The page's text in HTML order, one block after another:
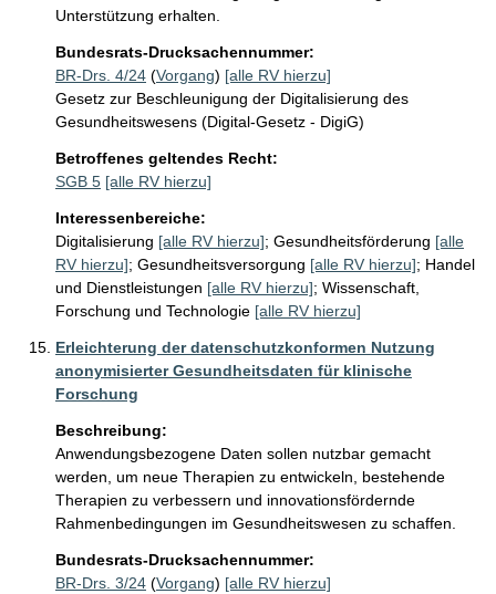
Unterstützung erhalten.
Bundesrats-Drucksachennummer:
BR-Drs. 4/24 (Vorgang) [alle RV hierzu]
Gesetz zur Beschleunigung der Digitalisierung des
Gesundheitswesens (Digital-Gesetz - DigiG)
Betroffenes geltendes Recht:
SGB 5 [alle RV hierzu]
Interessenbereiche:
Digitalisierung [alle RV hierzu]; Gesundheitsförderung [alle
RV hierzu]; Gesundheitsversorgung [alle RV hierzu]; Handel
und Dienstleistungen [alle RV hierzu]; Wissenschaft,
Forschung und Technologie [alle RV hierzu]
Erleichterung der datenschutzkonformen Nutzung
anonymisierter Gesundheitsdaten für klinische
Forschung
Beschreibung:
Anwendungsbezogene Daten sollen nutzbar gemacht
werden, um neue Therapien zu entwickeln, bestehende
Therapien zu verbessern und innovationsfördernde
Rahmenbedingungen im Gesundheitswesen zu schaffen.
Bundesrats-Drucksachennummer:
BR-Drs. 3/24 (Vorgang) [alle RV hierzu]